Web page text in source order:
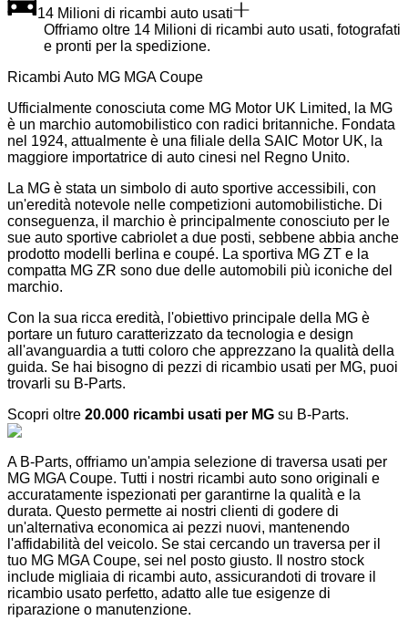
14 Milioni di ricambi auto usati
Offriamo oltre 14 Milioni di ricambi auto usati, fotografati
e pronti per la spedizione.
Ricambi Auto MG MGA Coupe
Ufficialmente conosciuta come MG Motor UK Limited, la MG
è un marchio automobilistico con radici britanniche. Fondata
nel 1924, attualmente è una filiale della SAIC Motor UK, la
maggiore importatrice di auto cinesi nel Regno Unito.
La MG è stata un simbolo di auto sportive accessibili, con
un'eredità notevole nelle competizioni automobilistiche. Di
conseguenza, il marchio è principalmente conosciuto per le
sue auto sportive cabriolet a due posti, sebbene abbia anche
prodotto modelli berlina e coupé. La sportiva MG ZT e la
compatta MG ZR sono due delle automobili più iconiche del
marchio.
Con la sua ricca eredità, l'obiettivo principale della MG è
portare un futuro caratterizzato da tecnologia e design
all'avanguardia a tutti coloro che apprezzano la qualità della
guida. Se hai bisogno di pezzi di ricambio usati per MG, puoi
trovarli su B-Parts.
Scopri oltre 20.000 ricambi usati per MG su B-Parts.
A B-Parts, offriamo un'ampia selezione di traversa usati per
MG MGA Coupe. Tutti i nostri ricambi auto sono originali e
accuratamente ispezionati per garantirne la qualità e la
durata. Questo permette ai nostri clienti di godere di
un'alternativa economica ai pezzi nuovi, mantenendo
l'affidabilità del veicolo. Se stai cercando un traversa per il
tuo MG MGA Coupe, sei nel posto giusto. Il nostro stock
include migliaia di ricambi auto, assicurandoti di trovare il
ricambio usato perfetto, adatto alle tue esigenze di
riparazione o manutenzione.